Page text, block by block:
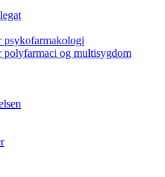
og multisygdom